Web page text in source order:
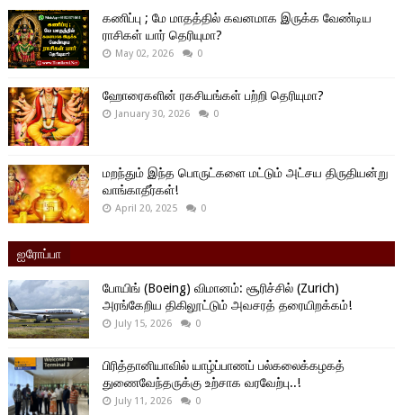
கணிப்பு ; மே மாதத்தில் கவனமாக இருக்க வேண்டிய
ராசிகள் யார் தெரியுமா?
May 02, 2026 0
ஹோரைகளின் ரகசியங்கள் பற்றி தெரியுமா?
January 30, 2026 0
மறந்தும் இந்த பொருட்களை மட்டும் அட்சய திருதியன்று
வாங்காதீர்கள்!
April 20, 2025 0
ஐரோப்பா
போயிங் (Boeing) விமானம்: சூரிச்சில் (Zurich)
அரங்கேறிய திகிலூட்டும் அவசரத் தரையிறக்கம்!
July 15, 2026 0
பிரித்தானியாவில் யாழ்ப்பாணப் பல்கலைக்கழகத்
துணைவேந்தருக்கு உற்சாக வரவேற்பு..!
July 11, 2026 0